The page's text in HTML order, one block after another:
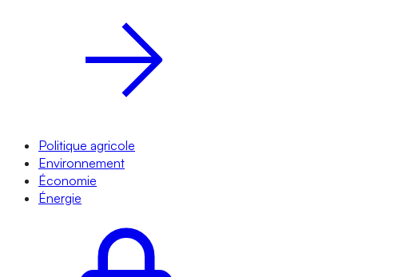
Politique agricole
Environnement
Économie
Énergie